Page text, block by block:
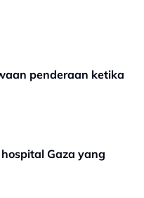
penderaan ketika
Gaza yang